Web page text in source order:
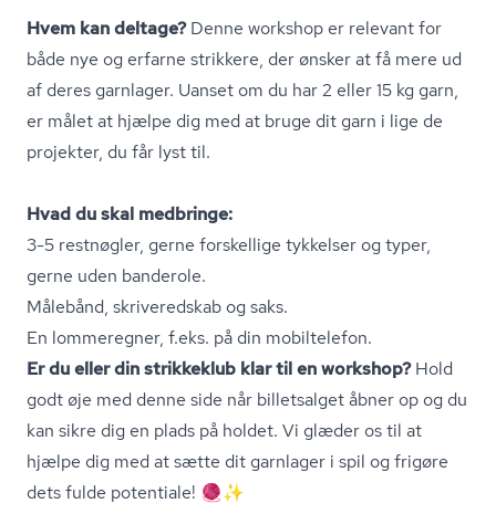
Hvem kan deltage?Denne workshop er relevant for
både nye og erfarne strikkere, der ønsker at få mere ud
af deres garnlager. Uanset om du har 2 eller 15 kg garn,
er målet at hjælpe dig med at bruge dit garn i lige de
projekter, du får lyst til.
Hvad du skal medbringe:
3-5 restnøgler, gerne forskellige tykkelser og typer,
gerne uden banderole.
Målebånd, skriveredskab og saks.
En lommeregner, f.eks. på din mobiltelefon.
Er du eller din strikkeklub klar til en workshop?Hold
godt øje med denne side når billetsalget åbner op og du
kan sikre dig en plads på holdet. Vi glæder os til at
hjælpe dig med at sætte dit garnlager i spil og frigøre
dets fulde potentiale! 🧶✨